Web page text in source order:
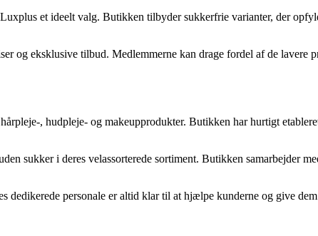
et ideelt valg. Butikken tilbyder sukkerfrie varianter, der
og eksklusive tilbud. Medlemmerne kan drage fordel af de lavere
, hudpleje- og makeupprodukter. Butikken har hurtigt
sukker i deres velassorterede sortiment. Butikken samarbejder
personale er altid klar til at hjælpe kunderne og give